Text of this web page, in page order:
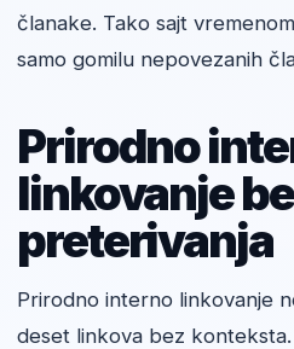
članake. Tako sajt
samo gomilu nepovezanih
Prirodno
linkovanje
preterivanja
Prirodno interno linkovanje
deset linkova bez